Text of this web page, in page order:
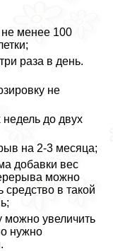
менее 100
раза в день.
не
недель до двух
на 2-3 месяца;
добавки вес
можно
средство в такой
можно увеличить
нужно